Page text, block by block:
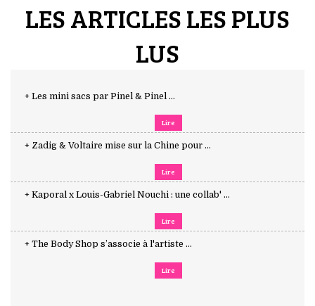
LES ARTICLES LES PLUS
LUS
+ Les mini sacs par Pinel & Pinel ...
Lire
+ Zadig & Voltaire mise sur la Chine pour ...
Lire
+ Kaporal x Louis-Gabriel Nouchi : une collab' ...
Lire
+ The Body Shop s’associe à l'artiste ...
Lire